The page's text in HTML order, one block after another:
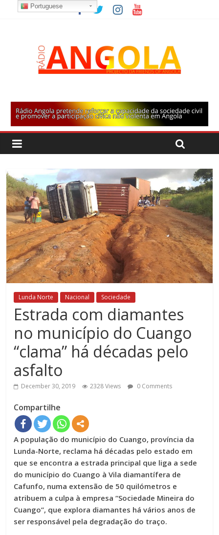
Lunda Norte Nacional Sociedade
Estrada com diamantes
no município do Cuango
“clama” há décadas pelo
asfalto
December 30, 2019 2328 Views 0 Comments
Compartilhe
A população do município do Cuango, província da
Lunda-Norte, reclama há décadas pelo estado em
que se encontra a estrada principal que liga a sede
do município do Cuango à Vila diamantífera de
Cafunfo, numa extensão de 50 quilómetros e
atribuem a culpa à empresa “Sociedade Mineira do
Cuango”, que explora diamantes há vários anos de
ser responsável pela degradação do traço.
Portuguese